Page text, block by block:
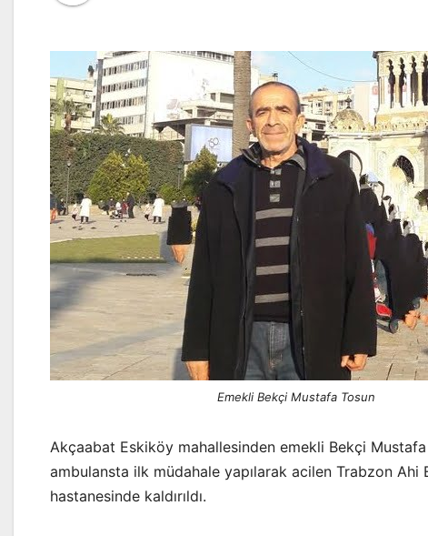
Emekli Bekçi Mustafa Tosun
Akçaabat Eskiköy mahallesinden emekli Bekçi Mustafa
ambulansta ilk müdahale yapılarak acilen Trabzon
hastanesinde kaldırıldı.